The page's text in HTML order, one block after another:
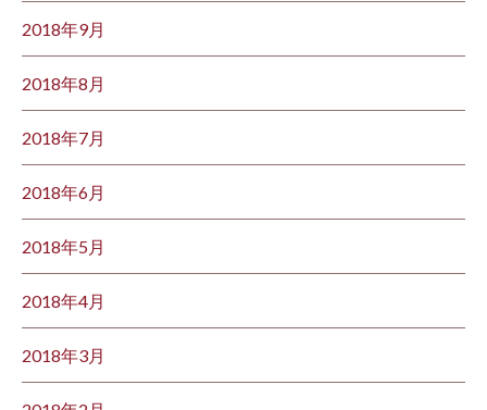
2018年9月
2018年8月
2018年7月
2018年6月
2018年5月
2018年4月
2018年3月